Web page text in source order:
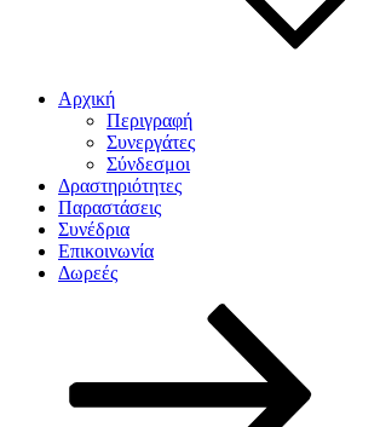
Αρχική
Περιγραφή
Συνεργάτες
Σύνδεσμοι
Δραστηριότητες
Παραστάσεις
Συνέδρια
Επικοινωνία
Δωρεές